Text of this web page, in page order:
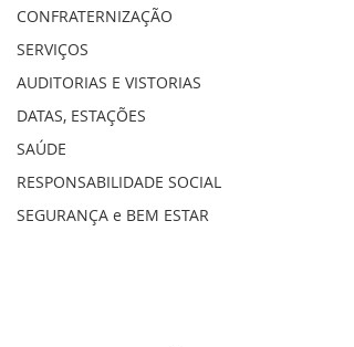
CONFRATERNIZAÇÃO
SERVIÇOS
AUDITORIAS E VISTORIAS
DATAS, ESTAÇÕES
SAÚDE
RESPONSABILIDADE SOCIAL
SEGURANÇA e BEM ESTAR